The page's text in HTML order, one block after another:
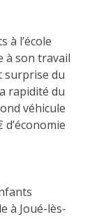
à l’école
à son travail
surprise du
rapidité du
véhicule
à Joué-lès-